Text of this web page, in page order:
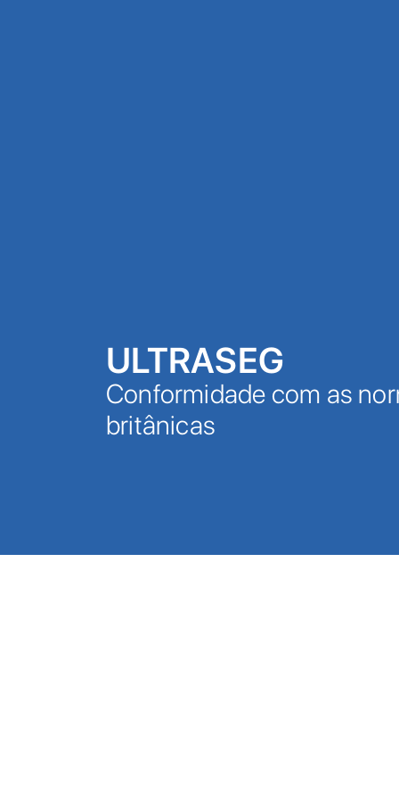
ULTRASEG
Conformidade com as
britânicas